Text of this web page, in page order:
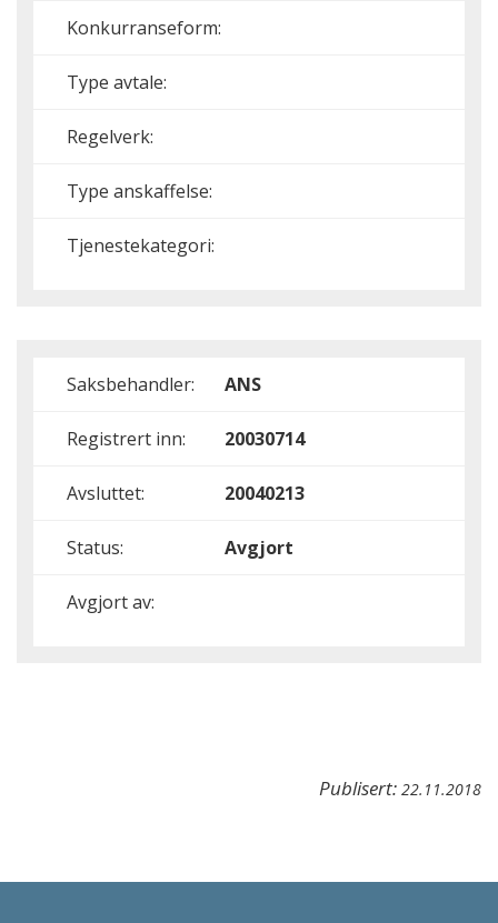
Konkurranseform:
Type avtale:
Regelverk:
Type anskaffelse:
Tjenestekategori:
Saksbehandler: ANS
Registrert inn: 20030714
Avsluttet: 20040213
Status: Avgjort
Avgjort av:
Publisert: 22.11.2018